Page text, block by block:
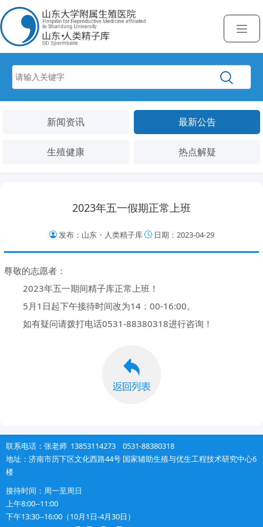
新闻资讯 最新公告
生殖健康 热点解疑
2023年五一假期正常上班
发布：山东・人类精子库 日期：2023-04-29
尊敬的志愿者：
2023年五一期间精子库正常上班！
5月1日起下午接待时间改为14：00-16:00。
如有疑问请拨打电话0531-88380318进行咨询！
联系电话：张老师 13853114273 0531-88380318
地址：济南市历下区文化西路44号 国家辅助生殖与优生工程技术研究中心6
楼
接待时间：周一至周日
上午8:00--11:00
下午13:30--16:00（10月1日-4月30日）